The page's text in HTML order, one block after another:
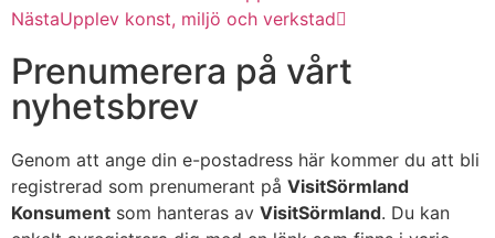
NästaUpplev konst, miljö och verkstad
Prenumerera på vårt
nyhetsbrev
Genom att ange din e-postadress här kommer du att bli
registrerad som prenumerant på VisitSörmland
Konsument som hanteras av VisitSörmland. Du kan